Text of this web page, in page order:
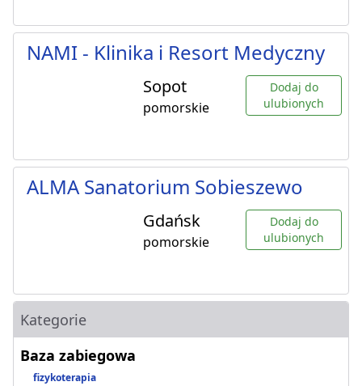
NAMI - Klinika i Resort Medyczny
Sopot
pomorskie
Dodaj do
ulubionych
ALMA Sanatorium Sobieszewo
Gdańsk
pomorskie
Dodaj do
ulubionych
Kategorie
Baza zabiegowa
fizykoterapia